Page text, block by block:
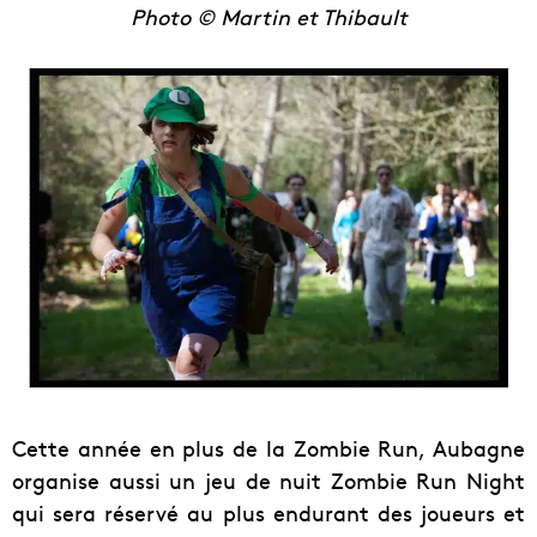
Photo © Martin et Thibault
Cette année en plus de la Zombie Run, Aubagne
organise aussi un jeu de nuit Zombie Run Night
qui sera réservé au plus endurant des joueurs et